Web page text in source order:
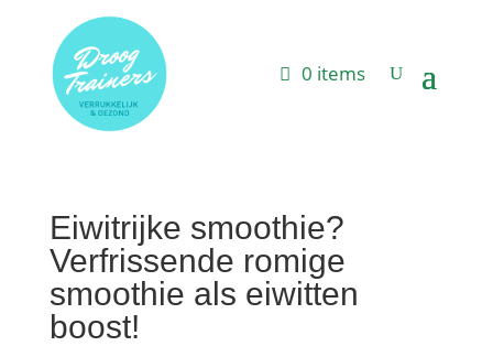
0 items
Eiwitrijke smoothie?
Verfrissende romige
smoothie als eiwitten
boost!